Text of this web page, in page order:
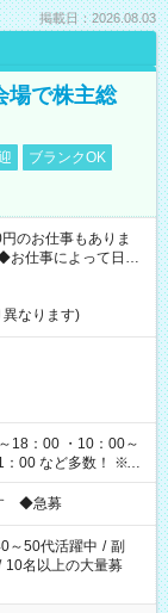
掲載日：2026.08.03
場で株主総
ブランクOK
のお仕事もありま
仕事によって日給
なります)
18：00 ・10：00～
！ ※お
◆急募
～50代活躍中 / 副
10名以上の大量募